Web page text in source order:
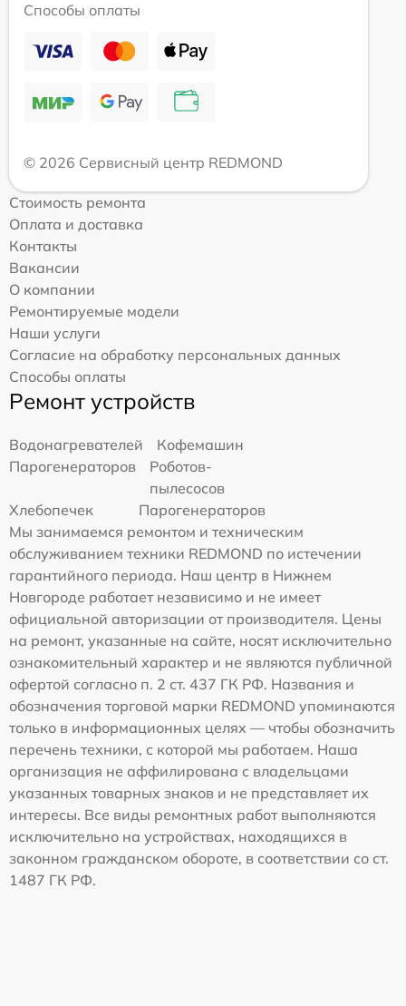
Способы оплаты
© 2026 Сервисный центр REDMOND
Стоимость ремонта
Оплата и доставка
Контакты
Вакансии
О компании
Ремонтируемые модели
Наши услуги
Согласие на обработку персональных данных
Способы оплаты
Ремонт устройств
Водонагревателей
Кофемашин
Парогенераторов
Роботов-
пылесосов
Хлебопечек
Парогенераторов
Мы занимаемся ремонтом и техническим
обслуживанием техники REDMOND по истечении
гарантийного периода. Наш центр в Нижнем
Новгороде работает независимо и не имеет
официальной авторизации от производителя. Цены
на ремонт, указанные на сайте, носят исключительно
ознакомительный характер и не являются публичной
офертой согласно п. 2 ст. 437 ГК РФ. Названия и
обозначения торговой марки REDMOND упоминаются
только в информационных целях — чтобы обозначить
перечень техники, с которой мы работаем. Наша
организация не аффилирована с владельцами
указанных товарных знаков и не представляет их
интересы. Все виды ремонтных работ выполняются
исключительно на устройствах, находящихся в
законном гражданском обороте, в соответствии со ст.
1487 ГК РФ.